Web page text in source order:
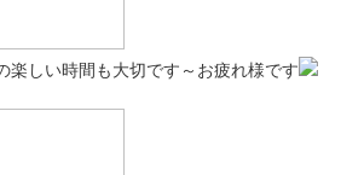
楽しい時間も大切です～お疲れ様です